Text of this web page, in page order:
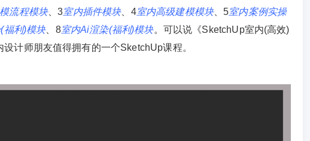
流程模块、3室内插件模块、4室内高级建模模块、5室内案例实操
福利)模块、8室内Ai渲染(福利)模块。可以说《SketchUp室内(高效)
计师朋友值得拥有的一个SketchUp课程。